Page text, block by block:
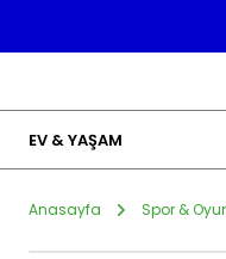
EV & YAŞAM
Anasayfa Spor &